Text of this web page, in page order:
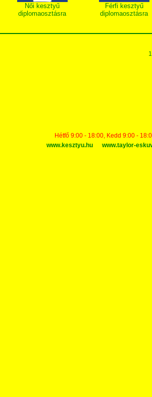
Női kesztyű
diplomaosztásra
Férfi kesztyű
diplomaosztásra
Hétfő 9:00 - 18:00, Kedd 9:00 -
www.kesztyu.hu
www.taylor-